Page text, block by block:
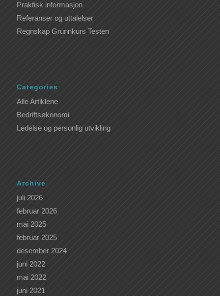
Praktisk informasjon
Referanser og uttalelser
Regnskap Grunnkurs Testen
Categories
Alle Artiklene
Bedriftsøkonomi
Ledelse og personlig utvikling
Archive
juli 2026
februar 2026
mai 2025
februar 2025
desember 2024
juni 2022
mai 2022
juni 2021